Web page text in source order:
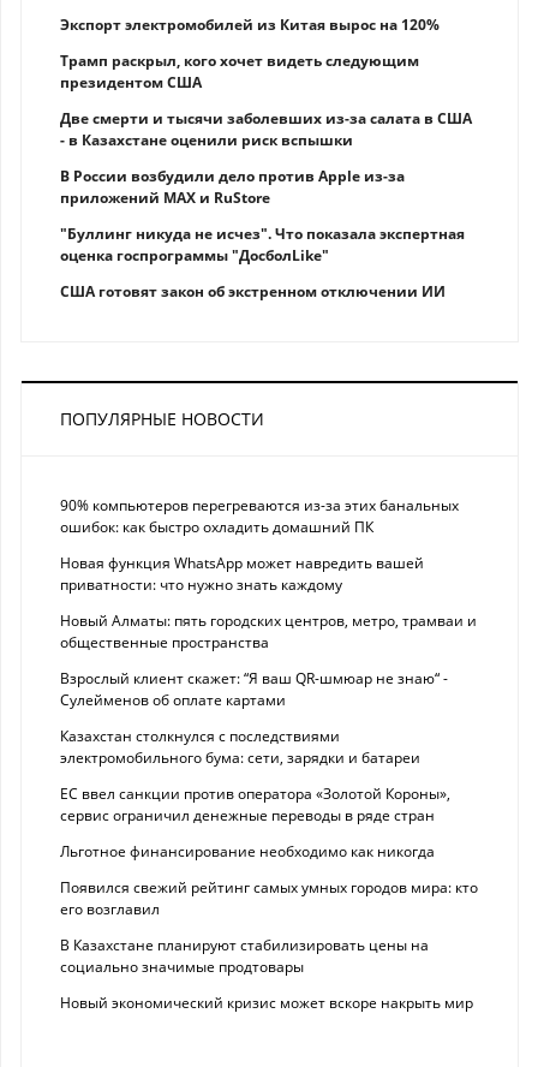
Экспорт электромобилей из Китая вырос на 120%
Трамп раскрыл, кого хочет видеть следующим
президентом США
Две смерти и тысячи заболевших из-за салата в США
- в Казахстане оценили риск вспышки
В России возбудили дело против Apple из-за
приложений MAX и RuStore
"Буллинг никуда не исчез". Что показала экспертная
оценка госпрограммы "ДосболLike"
США готовят закон об экстренном отключении ИИ
ПОПУЛЯРНЫЕ НОВОСТИ
90% компьютеров перегреваются из-за этих банальных
ошибок: как быстро охладить домашний ПК
Новая функция WhatsApp может навредить вашей
приватности: что нужно знать каждому
Новый Алматы: пять городских центров, метро, трамваи и
общественные пространства
Взрослый клиент скажет: “Я ваш QR-шмюар не знаю“ -
Сулейменов об оплате картами
Казахстан столкнулся с последствиями
электромобильного бума: сети, зарядки и батареи
ЕС ввел санкции против оператора «Золотой Короны»,
сервис ограничил денежные переводы в ряде стран
Льготное финансирование необходимо как никогда
Появился свежий рейтинг самых умных городов мира: кто
его возглавил
В Казахстане планируют стабилизировать цены на
социально значимые продтовары
Новый экономический кризис может вскоре накрыть мир